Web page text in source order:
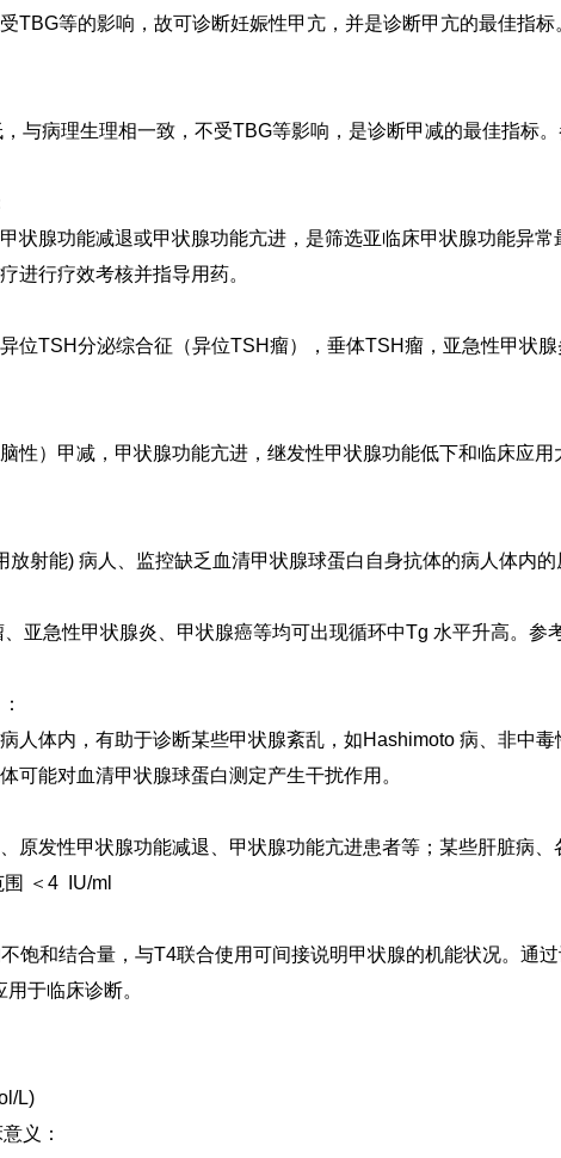
TBG等的影响，故可诊断妊娠性甲亢，并是诊断甲亢的最佳指标
与病理生理相一致，不受TBG等影响，是诊断甲减的最佳指标。
状腺功能减退或甲状腺功能亢进，是筛选亚临床甲状腺功能异
进行疗效考核并指导用药。
位TSH分泌综合征（异位TSH瘤），垂体TSH瘤，亚急性甲状
性）甲减，甲状腺功能亢进，继发性甲状腺功能低下和临床应用
射能) 病人、监控缺乏血清甲状腺球蛋白自身抗体的病人体内的
亚急性甲状腺炎、甲状腺癌等均可出现循环中Tg 水平升高。 参
人体内，有助于诊断某些甲状腺紊乱，如Hashimoto 病、非中
可能对血清甲状腺球蛋白测定产生干扰作用。
原发性甲状腺功能减退、甲状腺功能亢进患者等；某些肝脏病
围 ＜4 IU/ml
饱和结合量，与T4联合使用可间接说明甲状腺的机能状况。通
于临床诊断。
L)
义：